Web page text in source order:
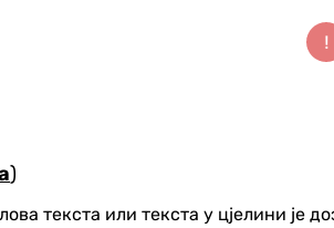
)
текста или текста у цјелини је